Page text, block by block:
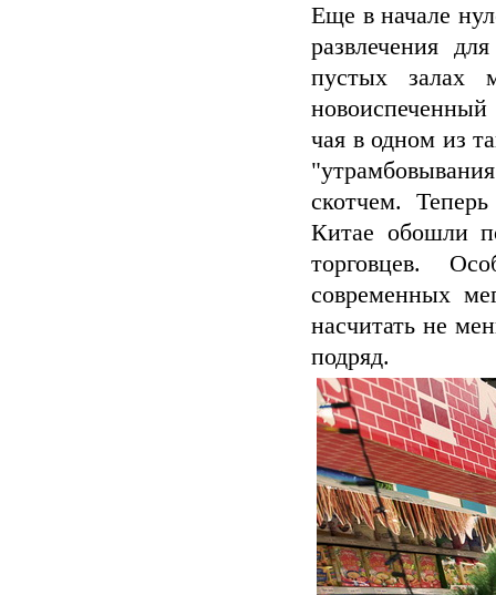
Еще в начале
развлечения
пустых залах
чая в одном из
скотчем.
Китае обошли
торговцев.
современных
насчитать не
подряд.